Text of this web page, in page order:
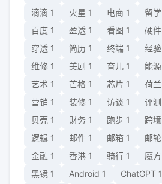
滴滴 1 火星 1 电商 1 留学
百度 1 盈透 1 看图 1 硬件
穿透 1 简历 1 终端 1 经验
维修 1 美剧 1 育儿 1 能源
艺术 1 芒格 1 芯片 1 荷兰
营销 1 装修 1 访谈 1 评测
贝壳 1 财务 1 跑步 1 跨境
逻辑 1 邮件 1 邮箱 1 邮轮
金融 1 香港 1 骑行 1 魔方
黑镜 1 Android 1 ChatGPT 1